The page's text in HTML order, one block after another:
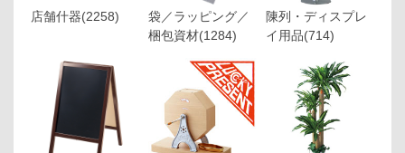
店舗什器(2258)
袋／ラッピング／
梱包資材(1284)
陳列・ディスプレ
イ用品(714)